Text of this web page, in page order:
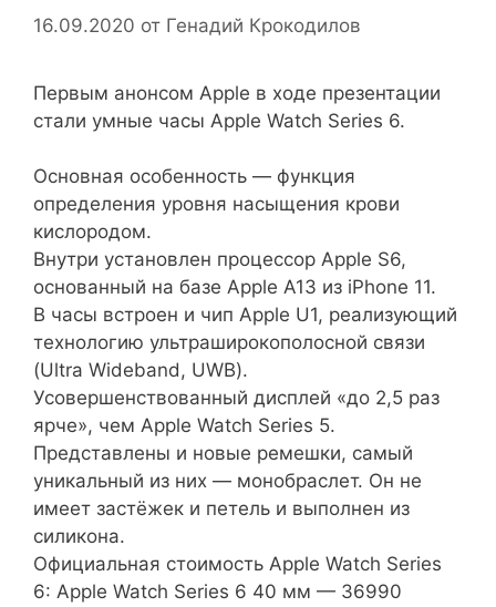
16.09.2020 от Генадий Крокодилов
Первым анонсом Apple в ходе презентации
стали умные часы Apple Watch Series 6.
Основная особенность — функция
определения уровня насыщения крови
кислородом.
Внутри установлен процессор Apple S6,
основанный на базе Apple A13 из iPhone 11.
В часы встроен и чип Apple U1, реализующий
технологию ультраширокополосной связи
(Ultra Wideband, UWB).
Усовершенствованный дисплей «до 2,5 раз
ярче», чем Apple Watch Series 5.
Представлены и новые ремешки, самый
уникальный из них — монобраслет. Он не
имеет застёжек и петель и выполнен из
силикона.
Официальная стоимость Apple Watch Series
6: Apple Watch Series 6 40 мм — 36990